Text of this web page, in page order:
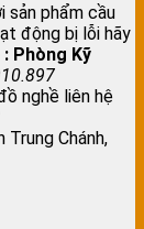
sản phẩm cầu
động bị lỗi hãy
Phòng Kỹ
nghề liên hệ
Trung Chánh,